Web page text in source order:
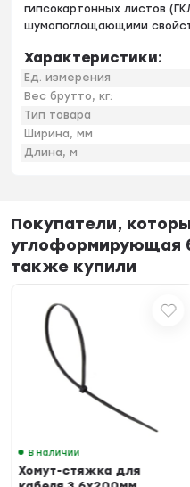
гипсокартонных листов
шумопоглoщающими
Характеристики:
Ед. измерения
Вес брутто, кг:
Тип товара
Ширина, мм
Длина, м
Покупатели,
углоформирующая
также купили
В наличии
Хомут-стяжка для